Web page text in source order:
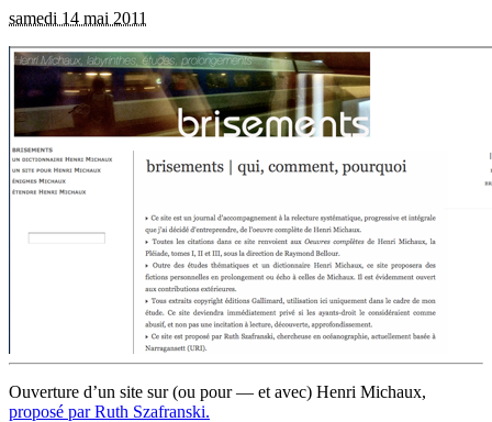
samedi 14 mai 2011
Ouverture d’un site sur (ou pour — et avec) Henri Michaux,
proposé par Ruth Szafranski.